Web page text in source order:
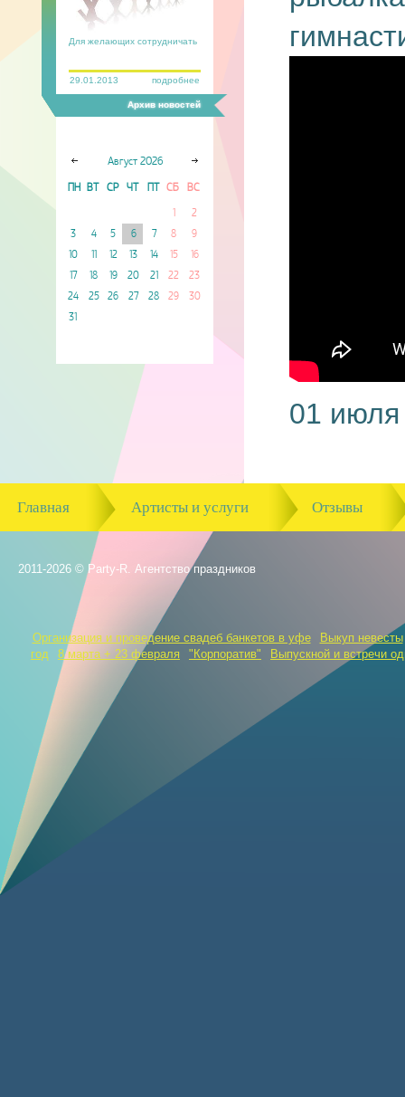
29.01.2013 подробнее
Для желающих сотрудничать
Архив новостей
Август 2026
ПН ВТ СР ЧТ СБ ВС
1
2
3
4 5 6 7 8
9
10
11 12 13 14 15
16
17
18 19 20 21 22
23
24
25 26 27 28 29
30
31
01
Главная Артисты и услуги Отзывы
2011-2026 © Party-R. Агентство праздников
Организация и проведение свадеб банкетов в уфе
Выкуп невесты
год
8 марта + 23 февраля "Корпоратив" Выпускной и встречи